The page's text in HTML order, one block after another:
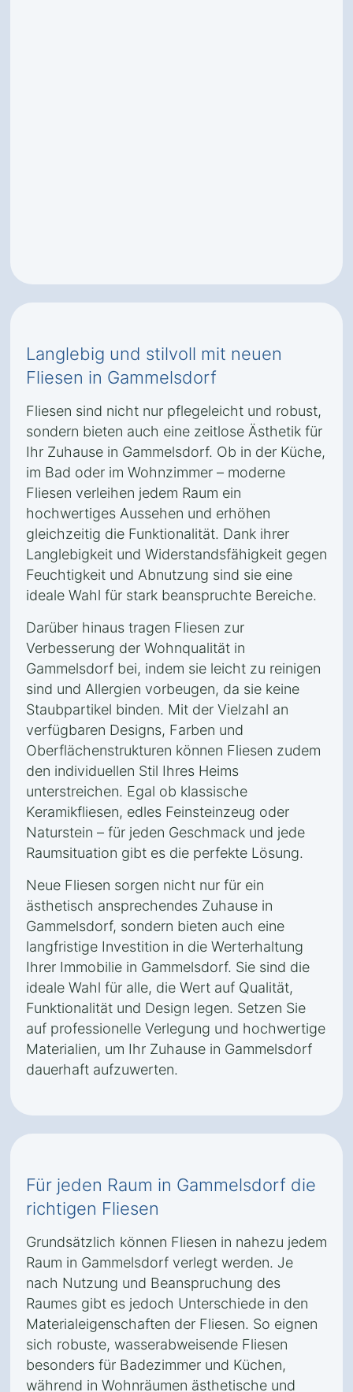
Langlebig und stilvoll mit neuen
Fliesen in Gammelsdorf
Fliesen sind nicht nur pflegeleicht und robust,
sondern bieten auch eine zeitlose Ästhetik für
Ihr Zuhause in Gammelsdorf. Ob in der Küche,
im Bad oder im Wohnzimmer – moderne
Fliesen verleihen jedem Raum ein
hochwertiges Aussehen und erhöhen
gleichzeitig die Funktionalität. Dank ihrer
Langlebigkeit und Widerstandsfähigkeit gegen
Feuchtigkeit und Abnutzung sind sie eine
ideale Wahl für stark beanspruchte Bereiche.
Darüber hinaus tragen Fliesen zur
Verbesserung der Wohnqualität in
Gammelsdorf bei, indem sie leicht zu reinigen
sind und Allergien vorbeugen, da sie keine
Staubpartikel binden. Mit der Vielzahl an
verfügbaren Designs, Farben und
Oberflächenstrukturen können Fliesen zudem
den individuellen Stil Ihres Heims
unterstreichen. Egal ob klassische
Keramikfliesen, edles Feinsteinzeug oder
Naturstein – für jeden Geschmack und jede
Raumsituation gibt es die perfekte Lösung.
Neue Fliesen sorgen nicht nur für ein
ästhetisch ansprechendes Zuhause in
Gammelsdorf, sondern bieten auch eine
langfristige Investition in die Werterhaltung
Ihrer Immobilie in Gammelsdorf. Sie sind die
ideale Wahl für alle, die Wert auf Qualität,
Funktionalität und Design legen. Setzen Sie
auf professionelle Verlegung und hochwertige
Materialien, um Ihr Zuhause in Gammelsdorf
dauerhaft aufzuwerten.
Für jeden Raum in Gammelsdorf die
richtigen Fliesen
Grundsätzlich können Fliesen in nahezu jedem
Raum in Gammelsdorf verlegt werden. Je
nach Nutzung und Beanspruchung des
Raumes gibt es jedoch Unterschiede in den
Materialeigenschaften der Fliesen. So eignen
sich robuste, wasserabweisende Fliesen
besonders für Badezimmer und Küchen,
während in Wohnräumen ästhetische und